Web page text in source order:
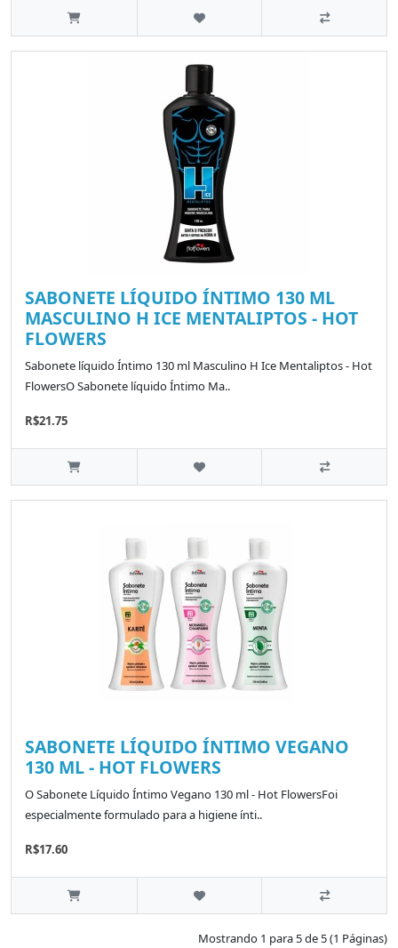
SABONETE LÍQUIDO ÍNTIMO 130 ML
MASCULINO H ICE MENTALIPTOS - HOT
FLOWERS
Sabonete líquido Íntimo 130 ml Masculino H Ice Mentaliptos - Hot
FlowersO Sabonete líquido Íntimo Ma..
R$21.75
SABONETE LÍQUIDO ÍNTIMO VEGANO
130 ML - HOT FLOWERS
O Sabonete Líquido Íntimo Vegano 130 ml - Hot FlowersFoi
especialmente formulado para a higiene ínti..
R$17.60
Mostrando 1 para 5 de 5 (1 Páginas)